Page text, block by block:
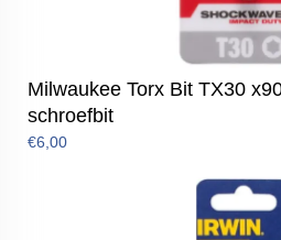
Milwaukee Torx Bit TX30
schroefbit
€6,00